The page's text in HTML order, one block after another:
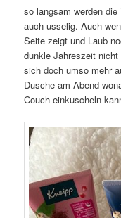
so langsam werden
auch usselig. Auch
Seite zeigt und Laub
dunkle Jahreszeit
sich doch umso mehr
Dusche am Abend
Couch einkuscheln